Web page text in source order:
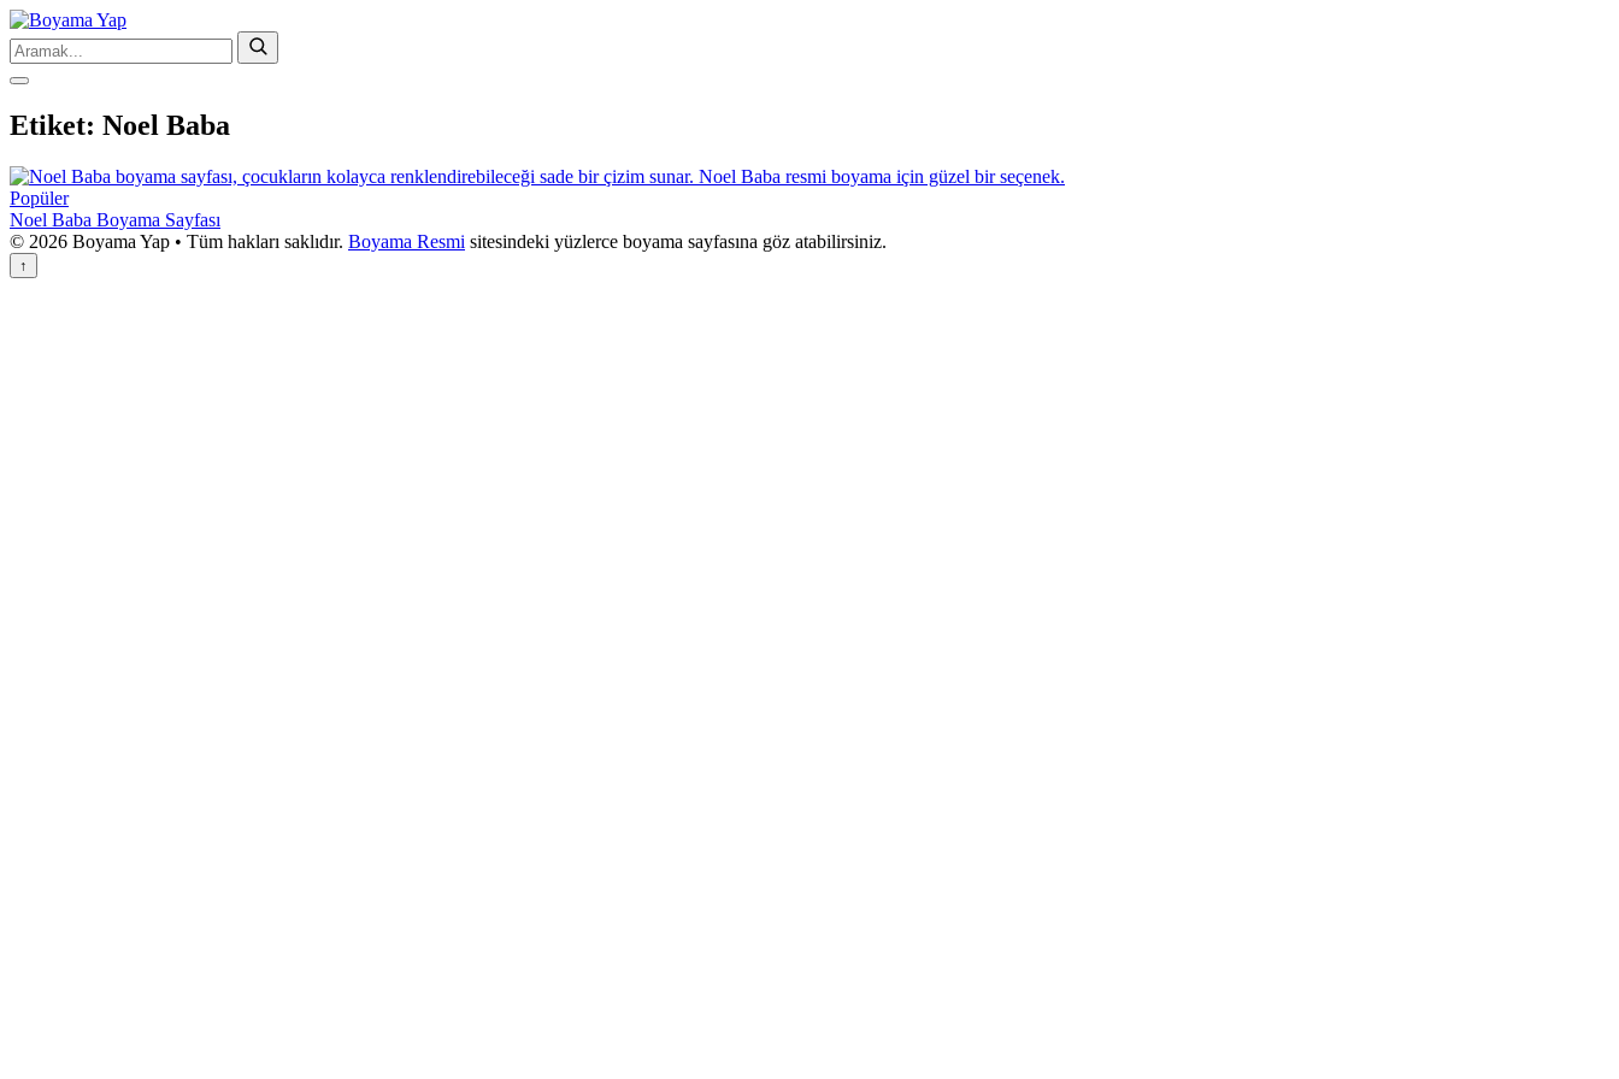
Etiket: Noel Baba
Popüler
Noel Baba Boyama Sayfası
© 2026 Boyama Yap • Tüm hakları saklıdır. Boyama Resmi sitesindeki yüzlerce boyama sayfasına göz atabilirsiniz.
↑